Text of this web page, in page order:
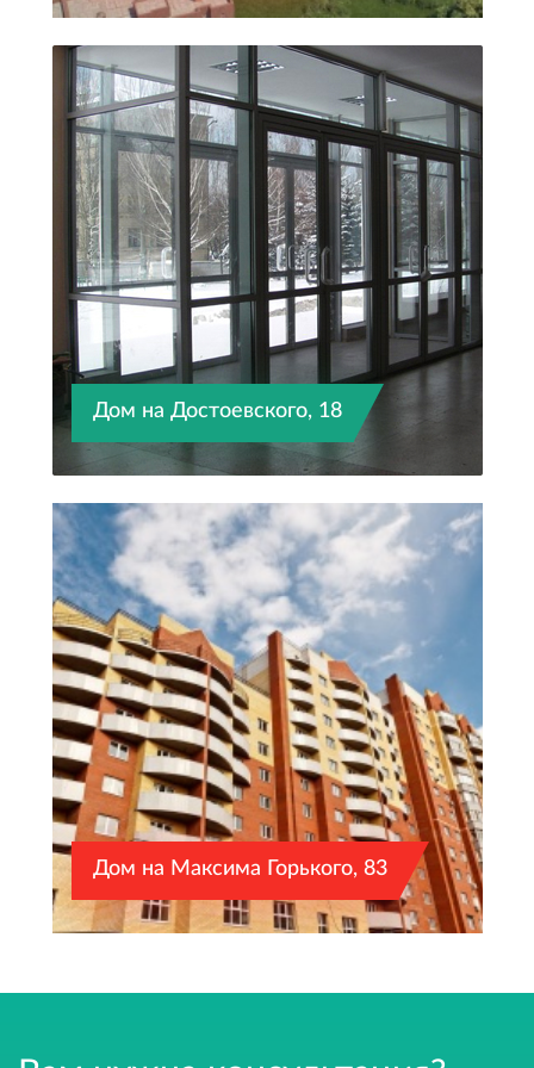
каркасного типа, построенные с использованием
инновационных материалов, отличаются надежностью,
долговечностью и доступной ценой.
В конце 2024 года завершено
строительство кирпичного дома комфорт-класса. К
наиболее явным преимуществам кирпичных домов
относятся: прочность, долговечность, экологичность,
морозостойкость, хорошая тепло- и шумоизоляция.
На нашем сайте Вы можете увидеть планировки и цены
на квартиры от застройщика на любой вкус и бюджет:
студии, 1к, 1к+, 2к, 2к+, 3к. Планировки квартир
продуманы до мелочей, можно выбрать жилье с
площадью от 32 до 74 квадратных метров для
создания интерьера своей мечты. В этом помогут и
улучшенные коммуникации:
В подъездах. Удобный вход в подъезды с уровня
земли, прозрачная входная группа, теплый тамбур.
На первых этажах есть колясочные. Во всех домах
работают пассажирские и грузовые лифты,
которые отличаются вместительностью, высокой
скоростью и бесшумностью.
В квартирах. Выполнена усиленная шумоизоляция
напольных покрытий и улучшенная черновая
отделка стен, что позволяет сразу приступить к
завершающему этапу ремонта. Управление
температурой в доме осуществляется самими
жильцами благодаря наличию регуляторов на
радиаторах. В каждой квартире установлены:
металлическая входная дверь, замки безопасности
на окнах, счетчики воды и электричества.
Дом на Достоевского, 18
Дом на Максима Горького, 83